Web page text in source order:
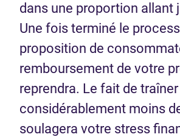
dans une proportion allant
Une fois terminé le
proposition de
remboursement de votre
reprendra. Le fait de traîner
considérablement moins
soulagera votre stress